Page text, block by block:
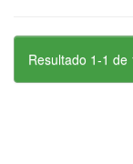
Resultado 1-1 de